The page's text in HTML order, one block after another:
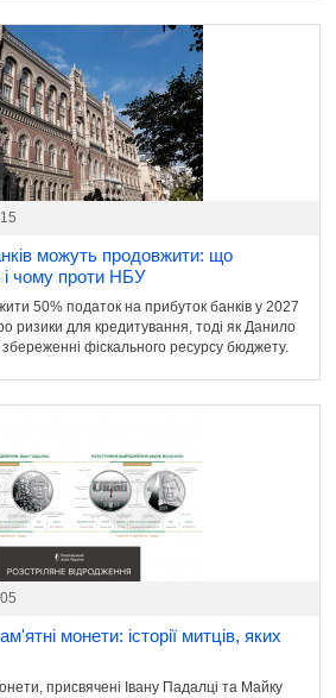
можуть продовжити: що
і чому проти НБУ
50% податок на прибуток банків у 2027
ризики для кредитування, тоді як Данило
фіскального ресурсу бюджету.
монети: історії митців, яких
присвячені Івану Падалці та Майку